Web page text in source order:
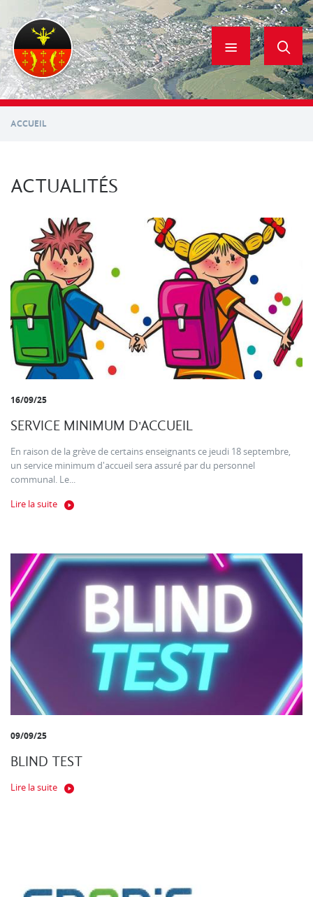
contenu
principal
ACCUEIL
ACTUALITÉS
16/09/25
SERVICE MINIMUM D'ACCUEIL
En raison de la grève de certains enseignants ce jeudi 18 septembre,
un service minimum d'accueil sera assuré par du personnel
communal. Le...
Lire la suite
09/09/25
BLIND TEST
Lire la suite